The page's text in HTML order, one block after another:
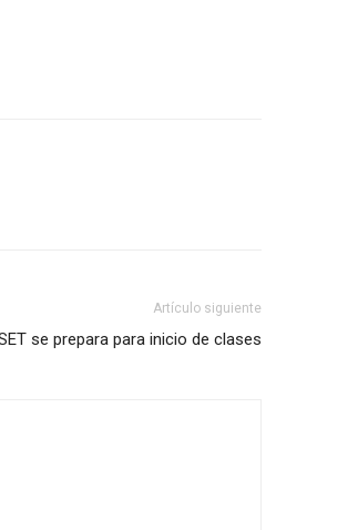
Artículo siguiente
se prepara para inicio de clases